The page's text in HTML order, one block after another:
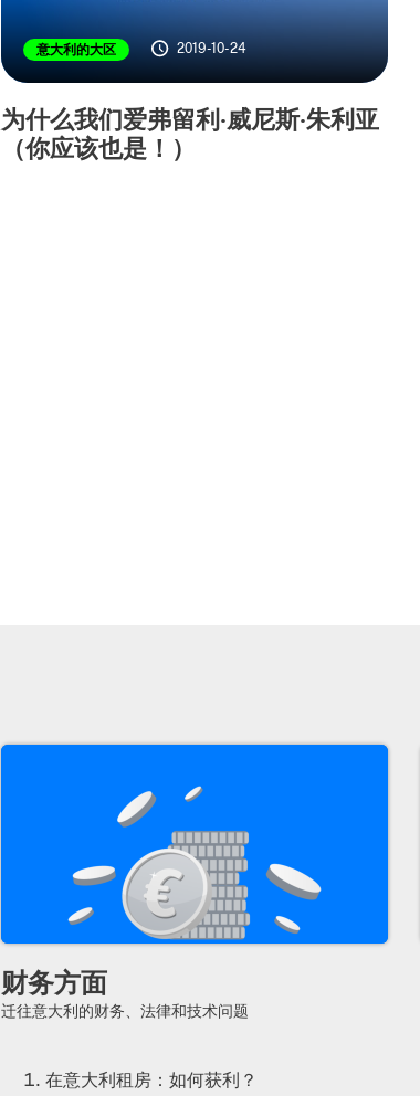
意大利的大区 2019-10-24
为什么我们爱弗留利·威尼斯·朱利亚
（你应该也是！）
财务方面
迁往意大利的财务、法律和技术问题
在意大利租房：如何获利？